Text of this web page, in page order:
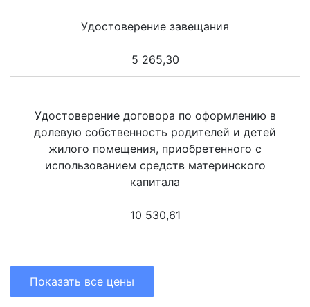
Удостоверение завещания
5 265,30
Удостоверение договора по оформлению в
долевую собственность родителей и детей
жилого помещения, приобретенного с
использованием средств материнского
капитала
10 530,61
Показать все цены